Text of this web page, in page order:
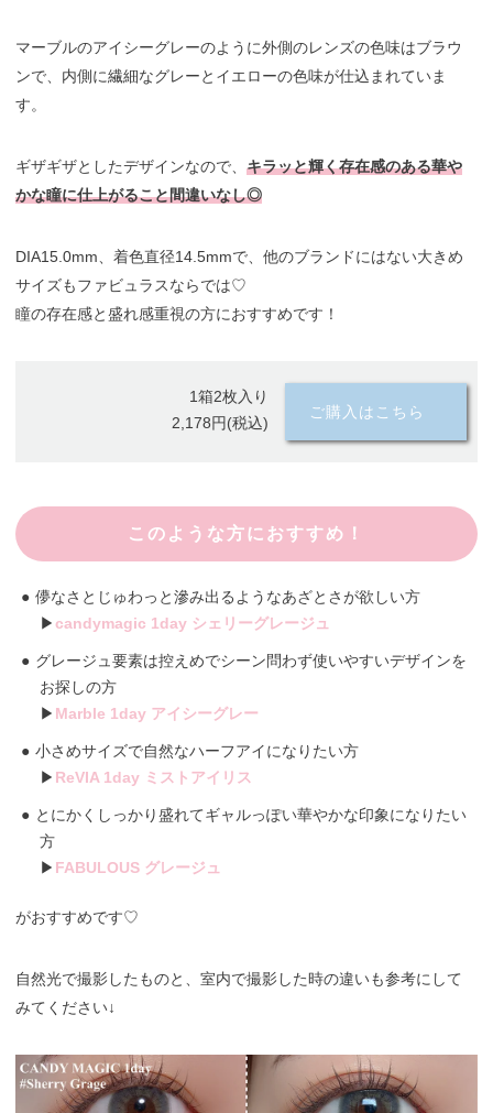
マーブルのアイシーグレーのように外側のレンズの色味はブラウ
ンで、内側に繊細なグレーとイエローの色味が仕込まれていま
す。
ギザギザとしたデザインなので、キラッと輝く存在感のある華や
かな瞳に仕上がること間違いなし◎
DIA15.0mm、着色直径14.5mmで、他のブランドにはない大きめ
サイズもファビュラスならでは♡
瞳の存在感と盛れ感重視の方におすすめです！
1箱2枚入り
2,178円(税込)
ご購入はこちら
このような方におすすめ！
儚なさとじゅわっと滲み出るようなあざとさが欲しい方
▶︎candymagic 1day シェリーグレージュ
グレージュ要素は控えめでシーン問わず使いやすいデザインを
お探しの方
▶︎ Marble 1day アイシーグレー
小さめサイズで自然なハーフアイになりたい方
▶︎ ReVIA 1day ミストアイリス
とにかくしっかり盛れてギャルっぽい華やかな印象になりたい
方
▶︎ FABULOUS グレージュ
がおすすめです♡
自然光で撮影したものと、室内で撮影した時の違いも参考にして
みてください↓